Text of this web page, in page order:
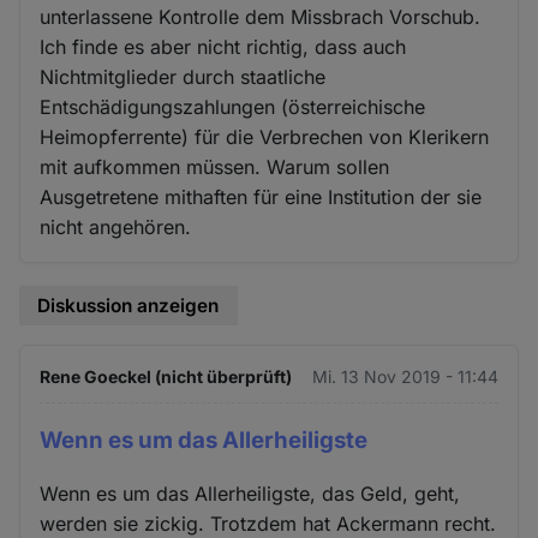
unterlassene Kontrolle dem Missbrach Vorschub.
Ich finde es aber nicht richtig, dass auch
Nichtmitglieder durch staatliche
Entschädigungszahlungen (österreichische
Heimopferrente) für die Verbrechen von Klerikern
mit aufkommen müssen. Warum sollen
Ausgetretene mithaften für eine Institution der sie
nicht angehören.
Diskussion anzeigen
Rene Goeckel (nicht überprüft) Mi. 13 Nov 2019 - 11:44
Wenn es um das Allerheiligste
Wenn es um das Allerheiligste, das Geld, geht,
werden sie zickig. Trotzdem hat Ackermann recht.